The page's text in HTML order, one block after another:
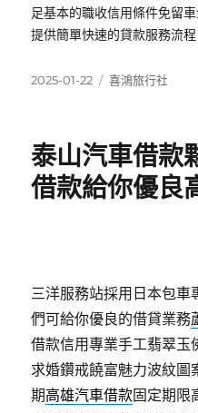
足基本的職收信用條件免留
提供簡單快速的貸款服務流程
發
2025-01-22
分
喜鴻旅行社
泰山汽車借款
借款給你優良
三洋服務站採用日本包
們可給你優良的借貸業務
借款信用專業手工翡翠玉
求婚鑽戒饒富魅力波紋圖
期高雄汽車借款固定期限